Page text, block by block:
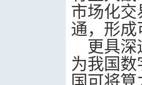
市场化
通，形
更具深
为我国